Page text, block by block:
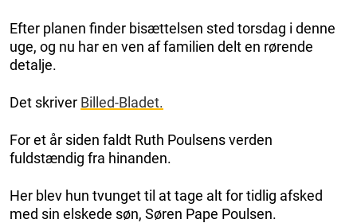
Efter planen finder bisættelsen sted torsdag i denne
uge, og nu har en ven af familien delt en rørende
detalje.
Det skriver Billed-Bladet.
For et år siden faldt Ruth Poulsens verden
fuldstændig fra hinanden.
Her blev hun tvunget til at tage alt for tidlig afsked
med sin elskede søn, Søren Pape Poulsen.